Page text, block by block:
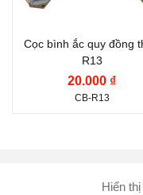
Cọc bình ắc quy đồng
R13
20.000 ₫
CB-R13
Hiển